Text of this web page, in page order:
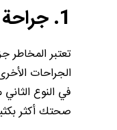
1. جراحة إنقاص الوزن خطيرة جداً
تعتبر
الجراحات
في النوع
صحتك أكثر